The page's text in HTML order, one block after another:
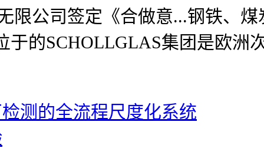
公司签定《合做意...钢铁、煤
于的SCHOLLGLAS集团是欧洲
测的全流程尺度化系统